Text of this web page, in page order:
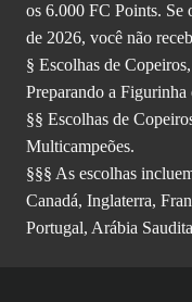
os 6.000 FC Points. Se
de 2026, você não
§ Escolhas de
Preparando a
§§ Escolhas de
Multicampeões.
§§§ As escolhas
Canadá, Inglaterra,
Portugal, Arábia